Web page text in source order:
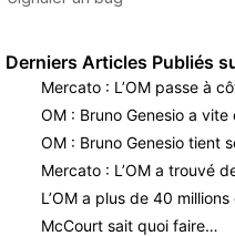
Derniers Articles Publiés
Mercato : L’OM passe à
OM : Bruno Genesio a
OM : Bruno Genesio tient
Mercato : L’OM a trouvé
L’OM a plus de 40
McCourt sait quoi faire…